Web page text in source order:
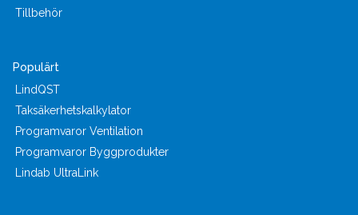
Tillbehör
Populärt
LindQST
Taksäkerhetskalkylator
Programvaror Ventilation
Programvaror Byggprodukter
Lindab UltraLink